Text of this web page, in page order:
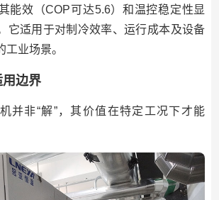
能效（COP可达5.6）和温控稳定性显
它适用于对制冷效率、运行成本及设备
业场景。
边界
并非“解”，其价值在特定工况下才能